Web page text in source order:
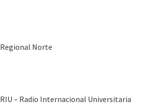
Regional Norte
RIU – Radio Internacional Universitaria